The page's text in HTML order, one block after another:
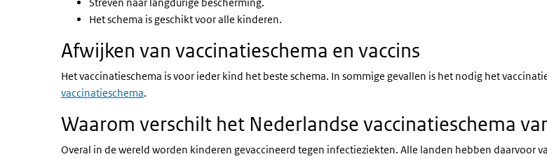
Het schema is geschikt voor alle kinderen.
Afwijken van vaccinatieschema en vaccins
Het vaccinatieschema is voor ieder kind het beste schema. In sommige gevallen is het nodig het
vaccinatieschema.
Waarom verschilt het Nederlandse vaccinatieschema
Overal in de wereld worden kinderen gevaccineerd tegen infectieziekten. Alle landen hebben daarvoor